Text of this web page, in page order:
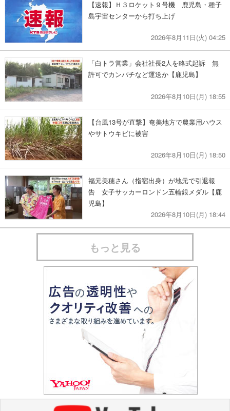
【速報】Ｈ３ロケット９号機 鹿児島・種子
島宇宙センターから打ち上げ
2026年8月11日(火) 04:25
「白トラ営業」会社社長2人を略式起訴 無
許可でカンパチなど運送か【鹿児島】
2026年8月10日(月) 18:55
【台風13号が直撃】奄美地方で農業用ハウス
やサトウキビに被害
2026年8月10日(月) 18:50
福元美穂さん（指宿出身）が地元で引退報
告 女子サッカーロンドン五輪銀メダル【鹿
児島】
2026年8月10日(月) 18:44
もっと見る